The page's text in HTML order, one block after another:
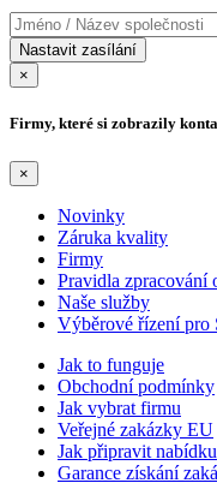
×
Firmy, které si zobrazily
×
Novinky
Záruka kvality
Firmy
Pravidla zpracování
Naše služby
Výběrové řízení pro
Jak to funguje
Obchodní podmínky
Jak vybrat firmu
Veřejné zakázky EU
Jak připravit nabídku
Garance získání